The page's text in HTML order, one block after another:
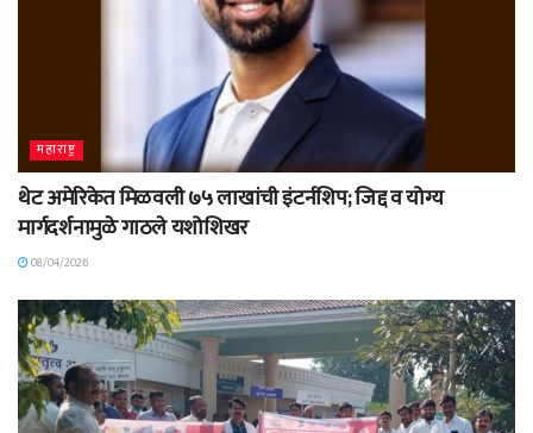
महाराष्ट्र
थेट अमेरिकेत मिळवली ७५ लाखांची इंटर्नशिप; जिद्द व योग्य
मार्गदर्शनामुळे गाठले यशोशिखर
08/04/2026